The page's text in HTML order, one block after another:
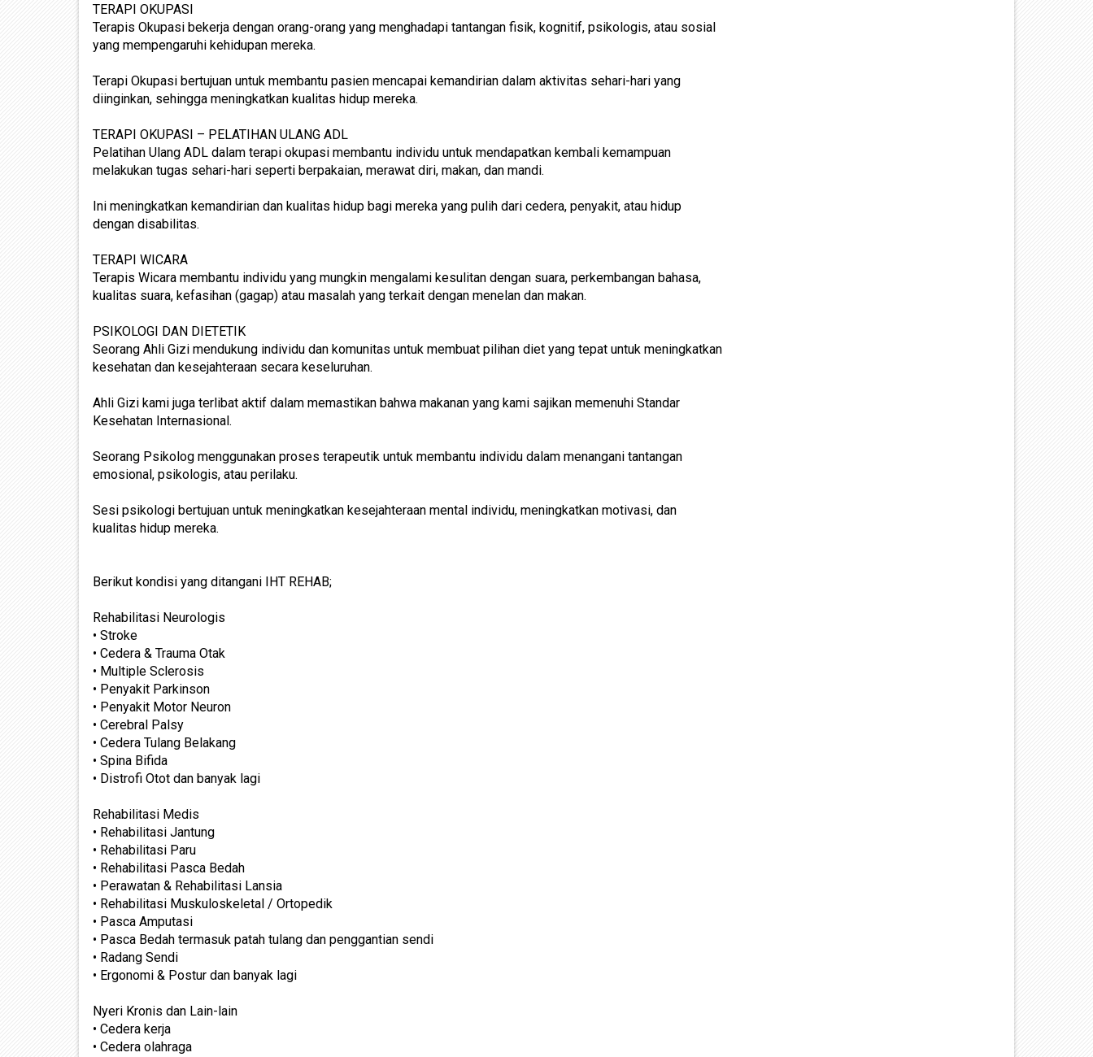
TERAPI OKUPASI
Terapis Okupasi bekerja dengan orang-orang yang menghadapi tantangan fisik, kognitif, psikologis, atau sosial
yang mempengaruhi kehidupan mereka.
Terapi Okupasi bertujuan untuk membantu pasien mencapai kemandirian dalam aktivitas sehari-hari yang
diinginkan, sehingga meningkatkan kualitas hidup mereka.
TERAPI OKUPASI – PELATIHAN ULANG ADL
Pelatihan Ulang ADL dalam terapi okupasi membantu individu untuk mendapatkan kembali kemampuan
melakukan tugas sehari-hari seperti berpakaian, merawat diri, makan, dan mandi.
Ini meningkatkan kemandirian dan kualitas hidup bagi mereka yang pulih dari cedera, penyakit, atau hidup
dengan disabilitas.
TERAPI WICARA
Terapis Wicara membantu individu yang mungkin mengalami kesulitan dengan suara, perkembangan bahasa,
kualitas suara, kefasihan (gagap) atau masalah yang terkait dengan menelan dan makan.
PSIKOLOGI DAN DIETETIK
Seorang Ahli Gizi mendukung individu dan komunitas untuk membuat pilihan diet yang tepat untuk meningkatkan
kesehatan dan kesejahteraan secara keseluruhan.
Ahli Gizi kami juga terlibat aktif dalam memastikan bahwa makanan yang kami sajikan memenuhi Standar
Kesehatan Internasional.
Seorang Psikolog menggunakan proses terapeutik untuk membantu individu dalam menangani tantangan
emosional, psikologis, atau perilaku.
Sesi psikologi bertujuan untuk meningkatkan kesejahteraan mental individu, meningkatkan motivasi, dan
kualitas hidup mereka.
Berikut kondisi yang ditangani IHT REHAB;
Rehabilitasi Neurologis
• Stroke
• Cedera & Trauma Otak
• Multiple Sclerosis
• Penyakit Parkinson
• Penyakit Motor Neuron
• Cerebral Palsy
• Cedera Tulang Belakang
• Spina Bifida
• Distrofi Otot dan banyak lagi
Rehabilitasi Medis
• Rehabilitasi Jantung
• Rehabilitasi Paru
• Rehabilitasi Pasca Bedah
• Perawatan & Rehabilitasi Lansia
• Rehabilitasi Muskuloskeletal / Ortopedik
• Pasca Amputasi
• Pasca Bedah termasuk patah tulang dan penggantian sendi
• Radang Sendi
• Ergonomi & Postur dan banyak lagi
Nyeri Kronis dan Lain-lain
• Cedera kerja
• Cedera olahraga